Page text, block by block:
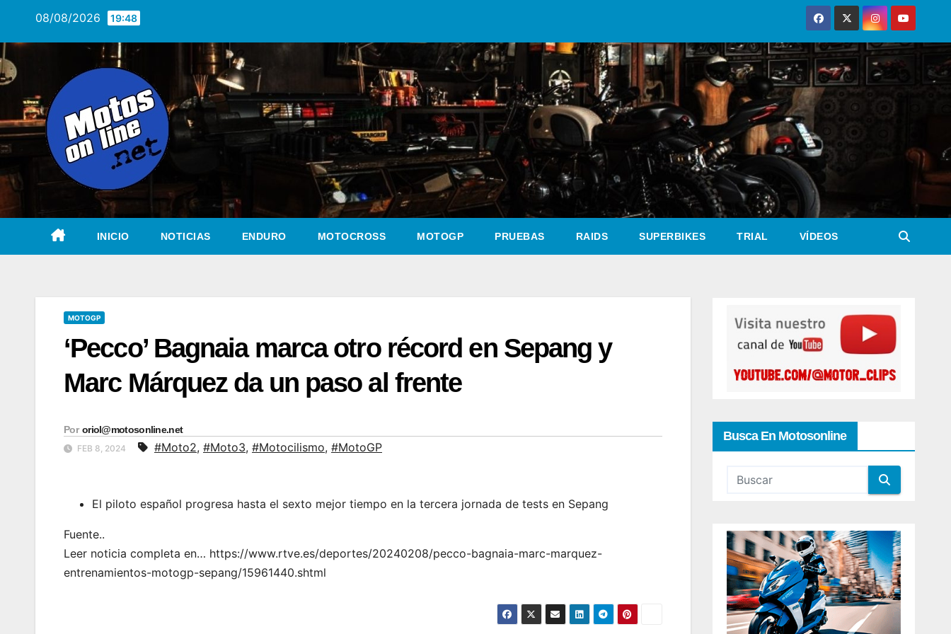
contenido
08/08/2026 19:48
INICIO NOTICIAS ENDURO MOTOCROSS MOTOGP PRUEBAS RAIDS SUPERBIKES TRIAL VÍDEOS
MOTOGP
‘Pecco’ Bagnaia marca otro récord en Sepang y
Marc Márquez da un paso al frente
Por oriol@motosonline.net
FEB 8, 2024 #Moto2, #Moto3, #Motocilismo, #MotoGP
El piloto español progresa hasta el sexto mejor tiempo en la tercera jornada de tests en Sepang
Fuente..
Leer noticia completa en… https://www.rtve.es/deportes/20240208/pecco-bagnaia-marc-marquez-
entrenamientos-motogp-sepang/15961440.shtml
Busca En Motosonline